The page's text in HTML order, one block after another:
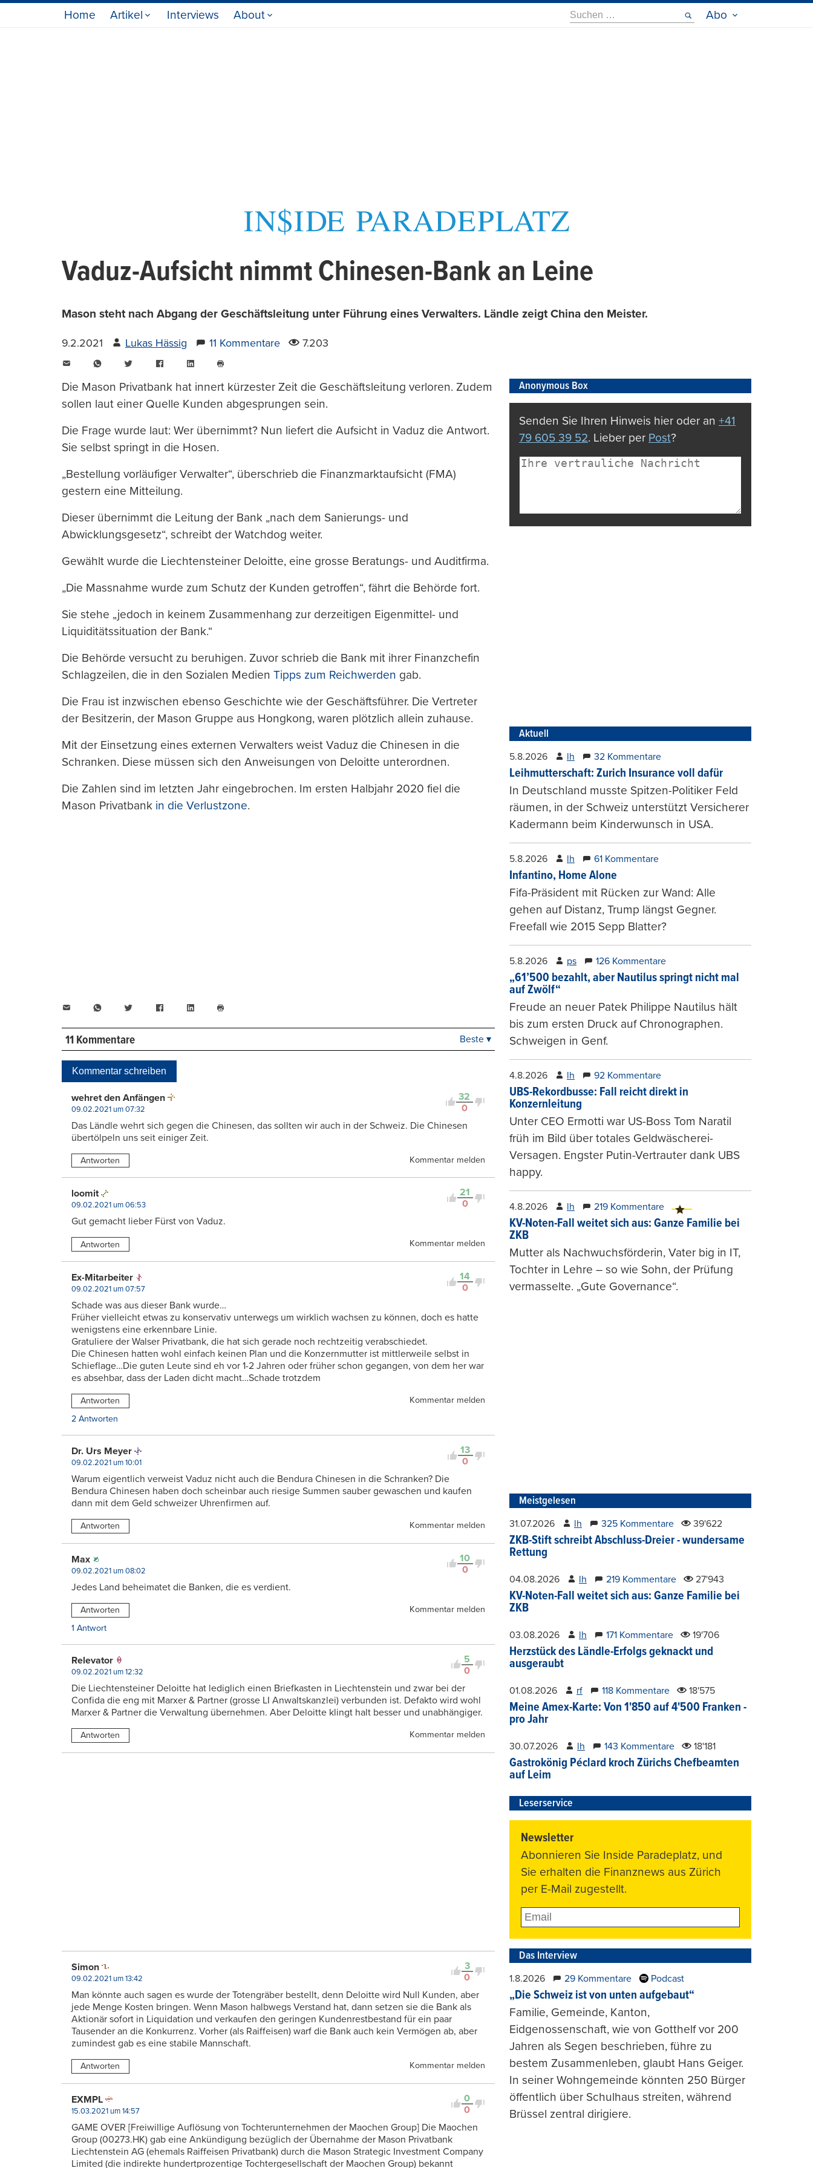
Home Artikel Interviews About
Suche
nach:
Abo
Vaduz-Aufsicht nimmt Chinesen-Bank an Leine
Mason steht nach Abgang der Geschäftsleitung unter Führung eines Verwalters. Ländle zeigt China den Meister.
9.2.2021 Lukas Hässig 11 Kommentare 7.203
WhatsAppTwitter FacebookLinkedIn
drucken
Die Mason Privatbank hat innert kürzester Zeit die Geschäftsleitung verloren. Zudem
sollen laut einer Quelle Kunden abgesprungen sein.
Die Frage wurde laut: Wer übernimmt? Nun liefert die Aufsicht in Vaduz die Antwort.
Sie selbst springt in die Hosen.
„Bestellung vorläufiger Verwalter“, überschrieb die Finanzmarktaufsicht (FMA)
gestern eine Mitteilung.
Dieser übernimmt die Leitung der Bank „nach dem Sanierungs- und
Abwicklungsgesetz“, schreibt der Watchdog weiter.
Gewählt wurde die Liechtensteiner Deloitte, eine grosse Beratungs- und Auditfirma.
„Die Massnahme wurde zum Schutz der Kunden getroffen“, fährt die Behörde fort.
Sie stehe „jedoch in keinem Zusammenhang zur derzeitigen Eigenmittel- und
Liquiditätssituation der Bank.“
Die Behörde versucht zu beruhigen. Zuvor schrieb die Bank mit ihrer Finanzchefin
Schlagzeilen, die in den Sozialen Medien Tipps zum Reichwerden gab.
Die Frau ist inzwischen ebenso Geschichte wie der Geschäftsführer. Die Vertreter
der Besitzerin, der Mason Gruppe aus Hongkong, waren plötzlich allein zuhause.
Mit der Einsetzung eines externen Verwalters weist Vaduz die Chinesen in die
Schranken. Diese müssen sich den Anweisungen von Deloitte unterordnen.
Die Zahlen sind im letzten Jahr eingebrochen. Im ersten Halbjahr 2020 fiel die
Mason Privatbank in die Verlustzone.
WhatsAppTwitter FacebookLinkedIn
drucken
11 Kommentare Beste ▾
Kommentar schreiben
32
0
wehret den Anfängen
09.02.2021 um 07:32
Das Ländle wehrt sich gegen die Chinesen, das sollten wir auch in der Schweiz. Die Chinesen
übertölpeln uns seit einiger Zeit.
Antworten Kommentar melden
21
0
loomit
09.02.2021 um 06:53
Gut gemacht lieber Fürst von Vaduz.
Antworten Kommentar melden
14
0
Ex-Mitarbeiter
09.02.2021 um 07:57
Schade was aus dieser Bank wurde…
Früher vielleicht etwas zu konservativ unterwegs um wirklich wachsen zu können, doch es hatte
wenigstens eine erkennbare Linie.
Gratuliere der Walser Privatbank, die hat sich gerade noch rechtzeitig verabschiedet.
Die Chinesen hatten wohl einfach keinen Plan und die Konzernmutter ist mittlerweile selbst in
Schieflage…Die guten Leute sind eh vor 1-2 Jahren oder früher schon gegangen, von dem her war
es absehbar, dass der Laden dicht macht…Schade trotzdem
Antworten
Kommentar melden
2 Antworten
13
0
Dr. Urs Meyer
09.02.2021 um 10:01
Warum eigentlich verweist Vaduz nicht auch die Bendura Chinesen in die Schranken? Die
Bendura Chinesen haben doch scheinbar auch riesige Summen sauber gewaschen und kaufen
dann mit dem Geld schweizer Uhrenfirmen auf.
Antworten Kommentar melden
10
0
Max
09.02.2021 um 08:02
Jedes Land beheimatet die Banken, die es verdient.
Antworten
Kommentar melden
1 Antwort
5
0
Relevator
09.02.2021 um 12:32
Die Liechtensteiner Deloitte hat lediglich einen Briefkasten in Liechtenstein und zwar bei der
Confida die eng mit Marxer & Partner (grosse LI Anwaltskanzlei) verbunden ist. Defakto wird wohl
Marxer & Partner die Verwaltung übernehmen. Aber Deloitte klingt halt besser und unabhängiger.
Antworten Kommentar melden
3
0
Simon
09.02.2021 um 13:42
Man könnte auch sagen es wurde der Totengräber bestellt, denn Deloitte wird Null Kunden, aber
jede Menge Kosten bringen. Wenn Mason halbwegs Verstand hat, dann setzen sie die Bank als
Aktionär sofort in Liquidation und verkaufen den geringen Kundenrestbestand für ein paar
Tausender an die Konkurrenz. Vorher (als Raiffeisen) warf die Bank auch kein Vermögen ab, aber
zumindest gab es eine stabile Mannschaft.
Antworten Kommentar melden
0
0
EXMPL
15.03.2021 um 14:57
GAME OVER [Freiwillige Auflösung von Tochterunternehmen der Maochen Group] Die Maochen
Group (00273.HK) gab eine Ankündigung bezüglich der Übernahme der Mason Privatbank
Liechtenstein AG (ehemals Raiffeisen Privatbank) durch die Mason Strategic Investment Company
Limited (die indirekte hundertprozentige Tochtergesellschaft der Maochen Group) bekannt
Anonymous Box
Senden Sie Ihren Hinweis hier oder an +41
79 605 39 52. Lieber per Post?
Aktuell
5.8.2026 lh 32 Kommentare
Leihmutterschaft: Zurich Insurance voll dafür
In Deutschland musste Spitzen-Politiker Feld
räumen, in der Schweiz unterstützt Versicherer
Kadermann beim Kinderwunsch in USA.
5.8.2026 lh 61 Kommentare
Infantino, Home Alone
Fifa-Präsident mit Rücken zur Wand: Alle
gehen auf Distanz, Trump längst Gegner.
Freefall wie 2015 Sepp Blatter?
5.8.2026 ps 126 Kommentare
„61’500 bezahlt, aber Nautilus springt nicht mal
auf Zwölf“
Freude an neuer Patek Philippe Nautilus hält
bis zum ersten Druck auf Chronographen.
Schweigen in Genf.
4.8.2026 lh 92 Kommentare
UBS-Rekordbusse: Fall reicht direkt in
Konzernleitung
Unter CEO Ermotti war US-Boss Tom Naratil
früh im Bild über totales Geldwäscherei-
Versagen. Engster Putin-Vertrauter dank UBS
happy.
4.8.2026 lh 219 Kommentare
KV-Noten-Fall weitet sich aus: Ganze Familie bei
ZKB
Mutter als Nachwuchsförderin, Vater big in IT,
Tochter in Lehre – so wie Sohn, der Prüfung
vermasselte. „Gute Governance“.
Meistgelesen
31.07.2026 lh 325 Kommentare 39'622
ZKB-Stift schreibt Abschluss-Dreier - wundersame
Rettung
04.08.2026 lh 219 Kommentare 27'943
KV-Noten-Fall weitet sich aus: Ganze Familie bei
ZKB
03.08.2026 lh 171 Kommentare 19'706
Herzstück des Ländle-Erfolgs geknackt und
ausgeraubt
01.08.2026 rf 118 Kommentare 18'575
Meine Amex-Karte: Von 1'850 auf 4'500 Franken -
pro Jahr
30.07.2026 lh 143 Kommentare 18'181
Gastrokönig Péclard kroch Zürichs Chefbeamten
auf Leim
Leserservice
Newsletter
Abonnieren Sie Inside Paradeplatz, und
Sie erhalten die Finanznews aus Zürich
per E-Mail zugestellt.
Das Interview
1.8.2026 29 Kommentare Podcast
„Die Schweiz ist von unten aufgebaut“
Familie, Gemeinde, Kanton,
Eidgenossenschaft, wie von Gotthelf vor 200
Jahren als Segen beschrieben, führe zu
bestem Zusammenleben, glaubt Hans Geiger.
In seiner Wohngemeinde könnten 250 Bürger
öffentlich über Schulhaus streiten, während
Brüssel zentral dirigiere.